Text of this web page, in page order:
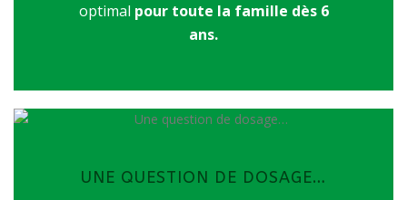
optimal pour toute la famille dès 6
ans.
UNE QUESTION DE DOSAGE…